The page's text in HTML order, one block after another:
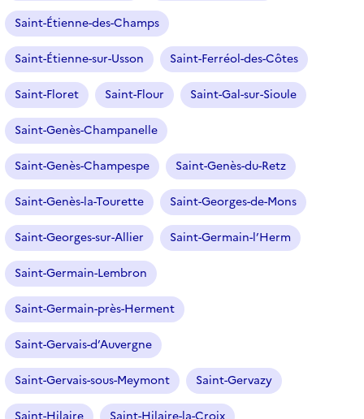
Saint-Étienne-des-Champs
Saint-Étienne-sur-Usson Saint-Ferréol-des-Côtes
Saint-Floret Saint-Flour Saint-Gal-sur-Sioule
Saint-Genès-Champanelle
Saint-Genès-Champespe Saint-Genès-du-Retz
Saint-Genès-la-Tourette Saint-Georges-de-Mons
Saint-Georges-sur-Allier Saint-Germain-l’Herm
Saint-Germain-Lembron
Saint-Germain-près-Herment
Saint-Gervais-d’Auvergne
Saint-Gervais-sous-Meymont Saint-Gervazy